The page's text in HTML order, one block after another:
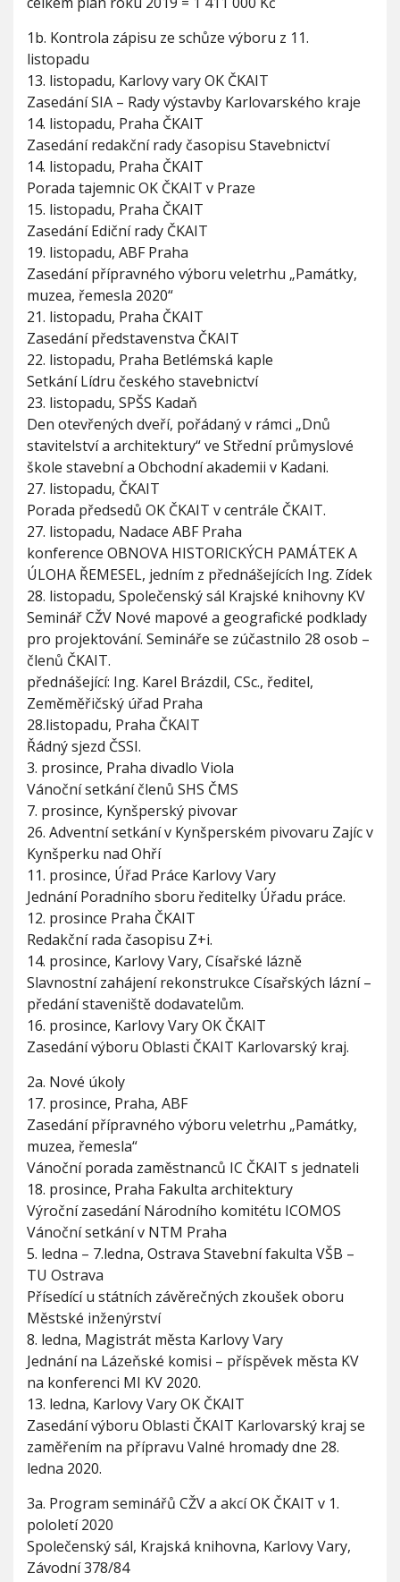
o
b
l
a
s
t
n
í
k
a
n
c
e
á
ř
e
Č
K
A
I
T
K
a
r
l
o
v
y
V
a
r
y
d
n
1
6
.
1
2
.
2
0
1
9
1b. Kontrola zápisu ze schůze výboru z 11.
listopadu
13. listopadu, Karlovy vary OK ČKAIT
Zasedání SIA – Rady výstavby Karlovarského kraje
14. listopadu, Praha ČKAIT
Zasedání redakční rady časopisu Stavebnictví
14. listopadu, Praha ČKAIT
Porada tajemnic OK ČKAIT v Praze
15. listopadu, Praha ČKAIT
Zasedání Ediční rady ČKAIT
19. listopadu, ABF Praha
Zasedání přípravného výboru veletrhu „Památky,
muzea, řemesla 2020“
21. listopadu, Praha ČKAIT
Zasedání představenstva ČKAIT
22. listopadu, Praha Betlémská kaple
Setkání Lídru českého stavebnictví
23. listopadu, SPŠS Kadaň
Den otevřených dveří, pořádaný v rámci „Dnů
stavitelství a architektury“ ve Střední průmyslové
škole stavební a Obchodní akademii v Kadani.
27. listopadu, ČKAIT
Porada předsedů OK ČKAIT v centrále ČKAIT.
27. listopadu, Nadace ABF Praha
konference OBNOVA HISTORICKÝCH PAMÁTEK A
ÚLOHA ŘEMESEL, jedním z přednášejících Ing. Zídek
28. listopadu, Společenský sál Krajské knihovny KV
Seminář CŽV Nové mapové a geografické podklady
pro projektování. Semináře se zúčastnilo 28 osob –
členů ČKAIT.
přednášející: Ing. Karel Brázdil, CSc., ředitel,
Zeměměřičský úřad Praha
28.listopadu, Praha ČKAIT
Řádný sjezd ČSSI.
3. prosince, Praha divadlo Viola
Vánoční setkání členů SHS ČMS
7. prosince, Kynšperský pivovar
26. Adventní setkání v Kynšperském pivovaru Zajíc v
Kynšperku nad Ohří
11. prosince, Úřad Práce Karlovy Vary
Jednání Poradního sboru ředitelky Úřadu práce.
12. prosince Praha ČKAIT
Redakční rada časopisu Z+i.
14. prosince, Karlovy Vary, Císařské lázně
Slavnostní zahájení rekonstrukce Císařských lázní –
předání staveniště dodavatelům.
16. prosince, Karlovy Vary OK ČKAIT
Zasedání výboru Oblasti ČKAIT Karlovarský kraj.
2a. Nové úkoly
17. prosince, Praha, ABF
Zasedání přípravného výboru veletrhu „Památky,
muzea, řemesla“
Vánoční porada zaměstnanců IC ČKAIT s jednateli
18. prosince, Praha Fakulta architektury
Výroční zasedání Národního komitétu ICOMOS
Vánoční setkání v NTM Praha
5. ledna – 7.ledna, Ostrava Stavební fakulta VŠB –
TU Ostrava
Přísedící u státních závěrečných zkoušek oboru
Městské inženýrství
8. ledna, Magistrát města Karlovy Vary
Jednání na Lázeňské komisi – příspěvek města KV
na konferenci MI KV 2020.
13. ledna, Karlovy Vary OK ČKAIT
Zasedání výboru Oblasti ČKAIT Karlovarský kraj se
zaměřením na přípravu Valné hromady dne 28.
ledna 2020.
3a. Program seminářů CŽV a akcí OK ČKAIT v 1.
pololetí 2020
Společenský sál, Krajská knihovna, Karlovy Vary,
Závodní 378/84